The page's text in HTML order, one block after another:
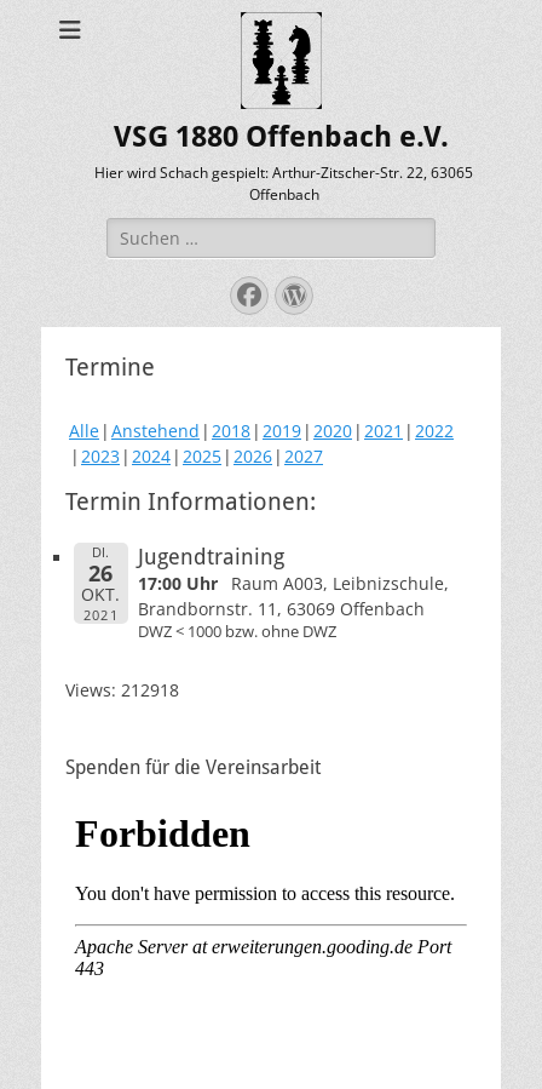
VSG 1880 Offenbach e.V.
Hier wird Schach gespielt: Arthur-Zitscher-Str. 22, 63065
Offenbach
Suche
nach:
Facebook
WordPress
Termine
Alle Anstehend 2018 2019 2020 2021
2022
2023 2024 2025 2026 2027
Termin Informationen:
DI.
26
OKT.
2021
Jugendtraining
17:00 Uhr
Raum A003, Leibnizschule,
Brandbornstr. 11, 63069 Offenbach
DWZ < 1000 bzw. ohne DWZ
Views: 212918
Spenden für die Vereinsarbeit